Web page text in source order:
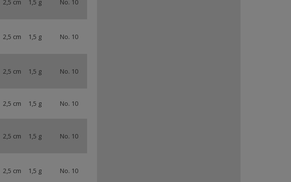
2,5 cm 1,5 g No. 10
2,5 cm 1,5 g No. 10
2,5 cm 1,5 g No. 10
2,5 cm 1,5 g No. 10
2,5 cm 1,5 g No. 10
2,5 cm 1,5 g No. 10